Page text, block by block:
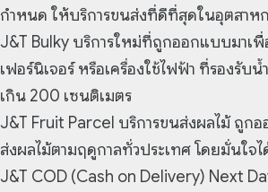
กำหนด ให้บริการขนส่งที่ดีที่สุดในอุตสาห
J&T Bulky บริการใหม่ที่ถูกออกแบบมาเ
เฟอร์นิเจอร์ หรือเครื่องใช้ไฟฟ้า ที่รองรั
เกิน 200 เซนติเมตร
J&T Fruit Parcel บริการขนส่งผลไม้ ถู
ส่งผลไม้ตามฤดูกาลทั่วประเทศ โดยมั่นใจ
J&T COD (Cash on Delivery) Next